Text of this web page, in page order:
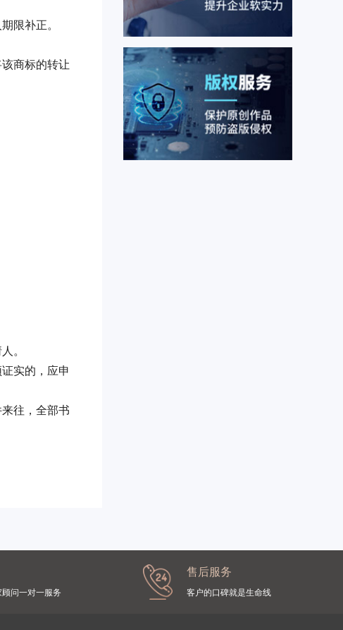
限补正。
商标的转让
请人。
实的，应申
往，全部书
问一对一服务
售后服务
客户的口碑就是生命线